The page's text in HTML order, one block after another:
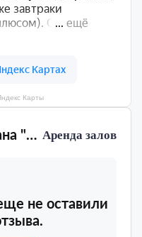
Каминный зал ресторана "Черемша" Старая Мельница Аренда залов
не оставили
Карты